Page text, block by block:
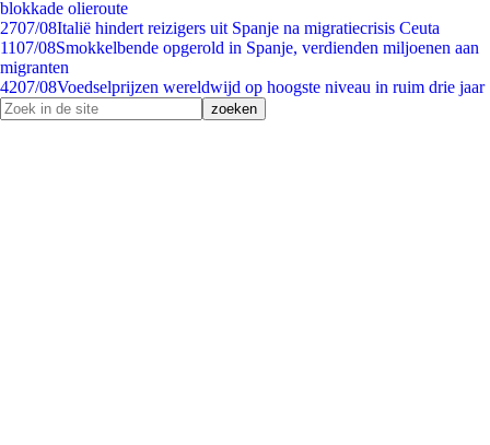
blokkade olieroute
2707/08Italië hindert reizigers uit Spanje na migratiecrisis Ceuta
1107/08Smokkelbende opgerold in Spanje, verdienden miljoenen aan
migranten
4207/08Voedselprijzen wereldwijd op hoogste niveau in ruim drie jaar